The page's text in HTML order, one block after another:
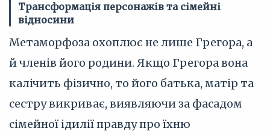
Трансформація персонажів та сімейні
відносини
Метаморфоза охоплює не лише Грегора, а
й членів його родини. Якщо Грегора вона
калічить фізично, то його батька, матір та
сестру викриває, виявляючи за фасадом
сімейної ідилії правду про їхню